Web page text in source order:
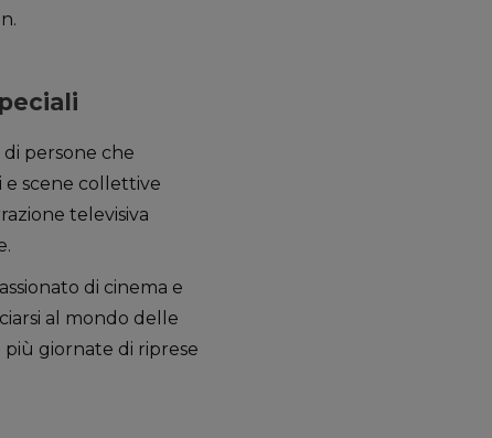
persone che
scene collettive
televisiva
di cinema e
al mondo delle
giornate di riprese